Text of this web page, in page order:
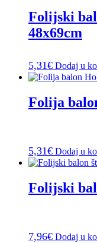
Folijski
48x69cm
5,31€ Dodaj u
Folija
5,31€ Dodaj u
Folijski
7,96€ Dodaj u